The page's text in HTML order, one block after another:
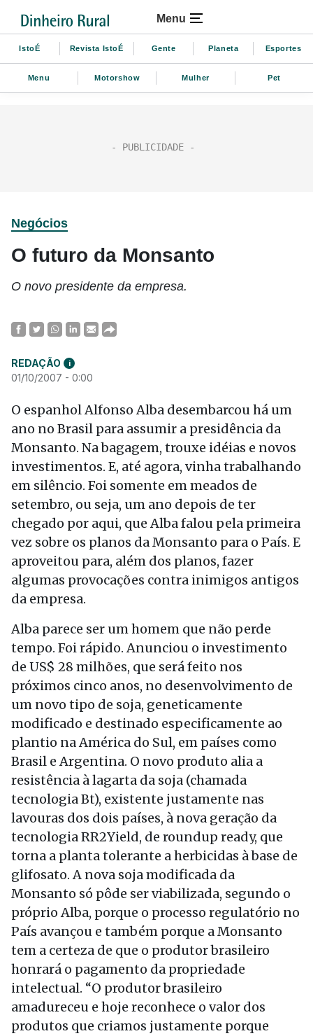
Menu
IstoÉ Revista IstoÉ Gente Planeta Esportes
Menu Motorshow Mulher Pet
Negócios
O futuro da Monsanto
O novo presidente da empresa.
REDAÇÃO i
01/10/2007 - 0:00
O espanhol Alfonso Alba desembarcou há um
ano no Brasil para assumir a presidência da
Monsanto. Na bagagem, trouxe idéias e novos
investimentos. E, até agora, vinha trabalhando
em silêncio. Foi somente em meados de
setembro, ou seja, um ano depois de ter
chegado por aqui, que Alba falou pela primeira
vez sobre os planos da Monsanto para o País. E
aproveitou para, além dos planos, fazer
algumas provocações contra inimigos antigos
da empresa.
Alba parece ser um homem que não perde
tempo. Foi rápido. Anunciou o investimento
de US$ 28 milhões, que será feito nos
próximos cinco anos, no desenvolvimento de
um novo tipo de soja, geneticamente
modificado e destinado especificamente ao
plantio na América do Sul, em países como
Brasil e Argentina. O novo produto alia a
resistência à lagarta da soja (chamada
tecnologia Bt), existente justamente nas
lavouras dos dois países, à nova geração da
tecnologia RR2Yield, de roundup ready, que
torna a planta tolerante a herbicidas à base de
glifosato. A nova soja modificada da
Monsanto só pôde ser viabilizada, segundo o
próprio Alba, porque o processo regulatório no
País avançou e também porque a Monsanto
tem a certeza de que o produtor brasileiro
honrará o pagamento da propriedade
intelectual. “O produtor brasileiro
amadureceu e hoje reconhece o valor dos
produtos que criamos justamente porque